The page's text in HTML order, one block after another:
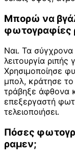
Μπορώ να
φωτογραφίες
Ναι. Τα σύγχρονα
λειτουργία
Χρησιμοποίησε
μπολ, κράτησε
τράβηξε άφθονα
επεξεργαστή
τελειοποιήσει.
Πόσες
ραμεν;